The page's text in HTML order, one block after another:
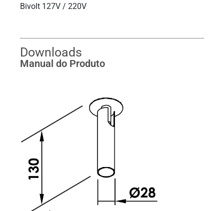
Bivolt 127V / 220V
Downloads
Manual do Produto